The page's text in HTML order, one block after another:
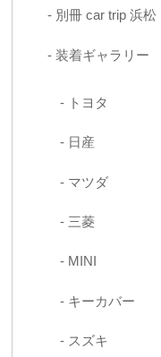
別冊 car trip 浜松
装着ギャラリー
トヨタ
日産
マツダ
三菱
MINI
キーカバー
スズキ